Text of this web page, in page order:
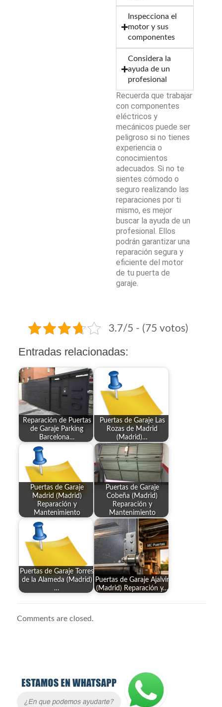
Inspecciona el
motor y sus
componentes
Considera la
ayuda de un
profesional
Recuerda que trabajar
con componentes
eléctricos y
mecánicos puede ser
peligroso si no tienes
experiencia o
conocimientos
adecuados. Si no te
sientes cómodo o
seguro realizando las
reparaciones por ti
mismo, es mejor
buscar la ayuda de un
profesional. Ellos
podrán garantizar una
reparación segura y
eficiente del motor
de tu puerta de
garaje.
3.7/5 - (75 votos)
Entradas relacionadas:
Reparación de Puertas
de Garaje Parking
Barcelona…
Puertas de Garaje Las
Rozas de Madrid
(Madrid)…
Puertas de Garaje
Madrid (Madrid)
Reparación y
Mantenimiento
Puertas de Garaje
Cobeña (Madrid)
Reparación y
Mantenimiento
Puertas de Garaje Torres
de la Alameda (Madrid)
…
Puertas de Garaje Ajalvir
(Madrid) Reparación y…
Comments are closed.